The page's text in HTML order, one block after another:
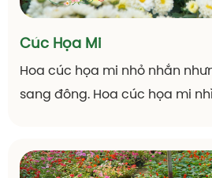
Cúc Họa Mi
Hoa cúc họa mi nhỏ nhắn
sang đông. Hoa cúc họa mi
ngây thơ, giản dị, không màu